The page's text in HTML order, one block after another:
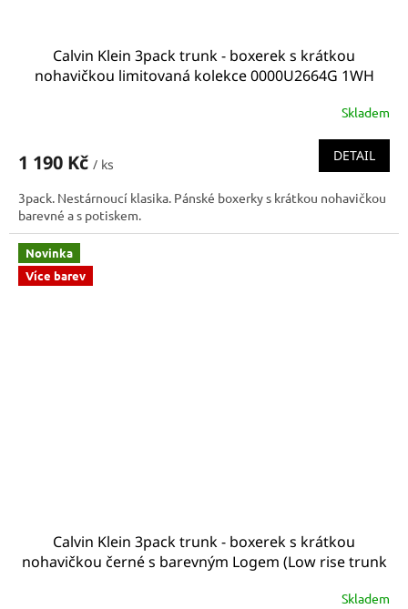
Calvin Klein 3pack trunk - boxerek s krátkou
nohavičkou limitovaná kolekce 0000U2664G 1WH
Skladem
1 190 Kč / ks
DETAIL
3pack. Nestárnoucí klasika. Pánské boxerky s krátkou nohavičkou
barevné a s potiskem.
Novinka
Více barev
Calvin Klein 3pack trunk - boxerek s krátkou
nohavičkou černé s barevným Logem (Low rise trunk
Skladem